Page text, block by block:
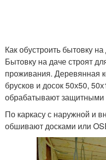
Как обустроить бытовку
Бытовку на даче строят
проживания. Деревянная
брусков и досок 50х50,
обрабатывают защитными
По каркасу с наружной и
обшивают досками или